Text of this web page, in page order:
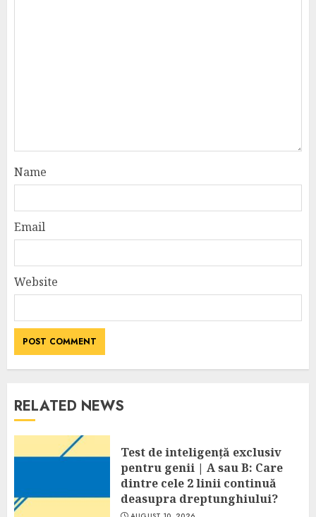
Name
Email
Website
RELATED NEWS
Test de inteligență exclusiv
pentru genii | A sau B: Care
dintre cele 2 linii continuă
deasupra dreptunghiului?